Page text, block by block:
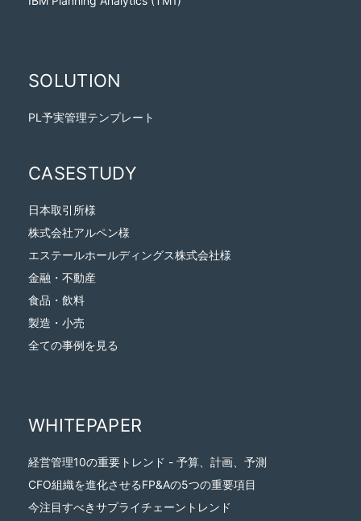
SOLUTION
PL予実管理テンプレート
CASESTUDY
日本取引所様
株式会社アルペン様
エステールホールディングス株式会社様
金融・不動産
食品・飲料
製造・小売
全ての事例を見る
WHITEPAPER
経営管理10の重要トレンド - 予算、計画、予測
CFO組織を進化させるFP&Aの5つの重要項目
今注目すべきサプライチェーントレンド